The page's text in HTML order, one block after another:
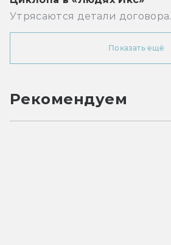
Утрясаются детали договора.
Показать ещё
Рекомендуем